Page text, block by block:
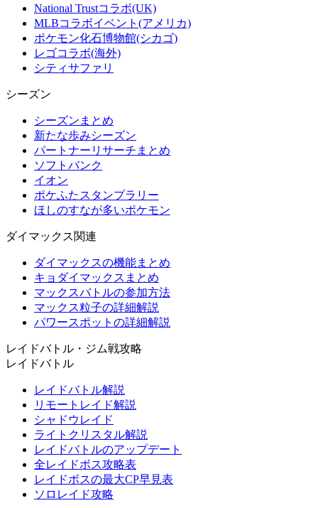
National Trustコラボ(UK)
MLBコラボイベント(アメリカ)
ポケモン化石博物館(シカゴ)
レゴコラボ(海外)
シティサファリ
シーズン
シーズンまとめ
新たな歩みシーズン
パートナーリサーチまとめ
ソフトバンク
イオン
ポケふたスタンプラリー
ほしのすなが多いポケモン
ダイマックス関連
ダイマックスの機能まとめ
キョダイマックスまとめ
マックスバトルの参加方法
マックス粒子の詳細解説
パワースポットの詳細解説
レイドバトル・ジム戦攻略
レイドバトル
レイドバトル解説
リモートレイド解説
シャドウレイド
ライトクリスタル解説
レイドバトルのアップデート
全レイドボス攻略表
レイドボスの最大CP早見表
ソロレイド攻略